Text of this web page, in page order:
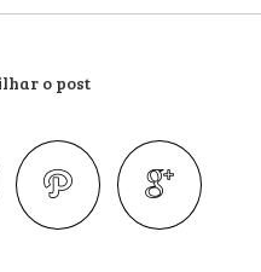
o post